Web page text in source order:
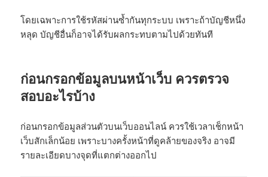
โดยเฉพาะการใช้รหัสผ่านซ้ำกันทุกระบบ เพราะถ้าบัญชีหนึ่ง
หลุด บัญชีอื่นก็อาจได้รับผลกระทบตามไปด้วยทันที
ก่อนกรอกข้อมูลบนหน้าเว็บ ควรตรวจ
สอบอะไรบ้าง
ก่อนกรอกข้อมูลส่วนตัวบนเว็บออนไลน์ ควรใช้เวลาเช็กหน้า
เว็บสักเล็กน้อย เพราะบางครั้งหน้าที่ดูคล้ายของจริง อาจมี
รายละเอียดบางจุดที่แตกต่างออกไป